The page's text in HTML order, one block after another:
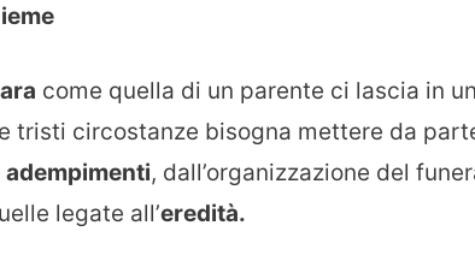
come quella di un parente ci lascia in
tristi circostanze bisogna mettere da
adempimenti, dall’organizzazione del
legate all’eredità.